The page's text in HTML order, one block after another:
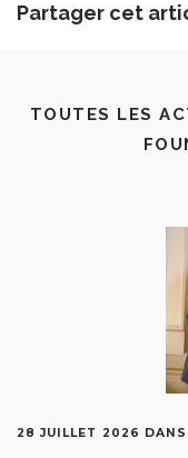
Partager cet
TOUTES LES
28 JUILLET 2026